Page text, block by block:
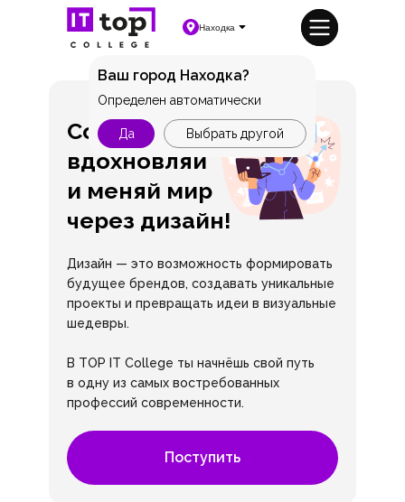
Находка
Ваш город Находка?
Да Выбрать другой
Определен автоматически
Дизайн — это возможность формировать
будущее брендов, создавать уникальные
проекты и превращать идеи в визуальные
шедевры.
В TOP IT College ты начнёшь свой путь
в одну из самых востребованных
профессий современности.
Создавай,
вдохновляй
и меняй мир
через дизайн!
Поступить